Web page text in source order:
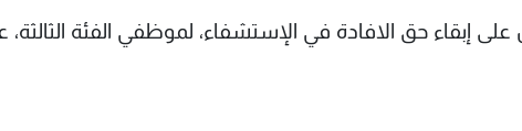
إبقاء حق الافادة في الإستشفاء، لموظفي الفئة الثالثة،